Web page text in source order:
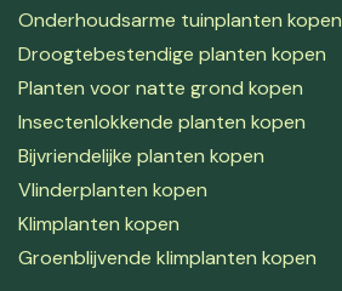
Onderhoudsarme tuinplanten kopen
Droogtebestendige planten kopen
Planten voor natte grond kopen
Insectenlokkende planten kopen
Bijvriendelijke planten kopen
Vlinderplanten kopen
Klimplanten kopen
Groenblijvende klimplanten kopen